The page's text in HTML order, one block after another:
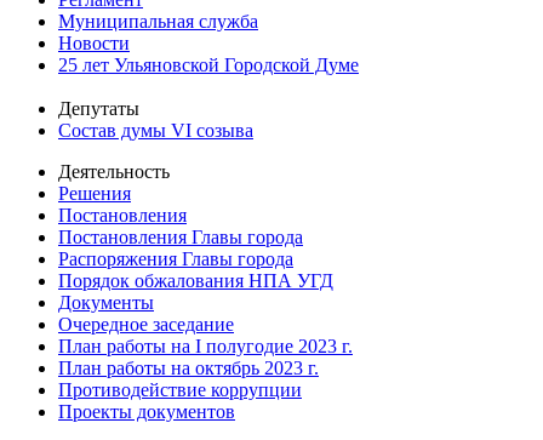
Муниципальная служба
Новости
25 лет Ульяновской Городской Думе
Депутаты
Состав думы VI созыва
Деятельность
Решения
Постановления
Постановления Главы города
Распоряжения Главы города
Порядок обжалования НПА УГД
Документы
Очередное заседание
План работы на I полугодие 2023 г.
План работы на октябрь 2023 г.
Противодействие коррупции
Проекты документов